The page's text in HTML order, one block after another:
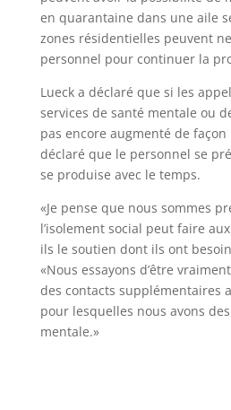
en quarantaine dans une aile
zones résidentielles peuvent
personnel pour continuer la
Lueck a déclaré que si les
services de santé mentale ou
pas encore augmenté de
déclaré que le personnel se
se produise avec le temps.
«Je pense que nous sommes
l’isolement social peut faire
ils le soutien dont ils ont
«Nous essayons d’être
des contacts supplémentaires
pour lesquelles nous avons
mentale.»